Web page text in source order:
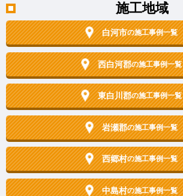
施工地域
白河市の施工事例一覧
西白河郡の施工事例一覧
東白川郡の施工事例一覧
岩瀬郡の施工事例一覧
西郷村の施工事例一覧
中島村の施工事例一覧